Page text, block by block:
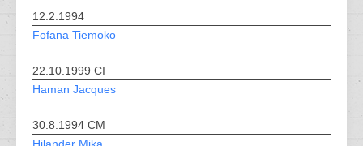
12.2.1994
Fofana Tiemoko
22.10.1999 CI
Haman Jacques
30.8.1994 CM